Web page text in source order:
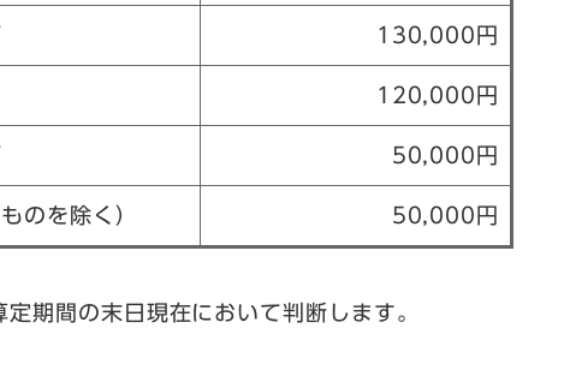
130,000円
120,000円
50,000円
のを除く） 50,000円
期間の末日現在において判断します。